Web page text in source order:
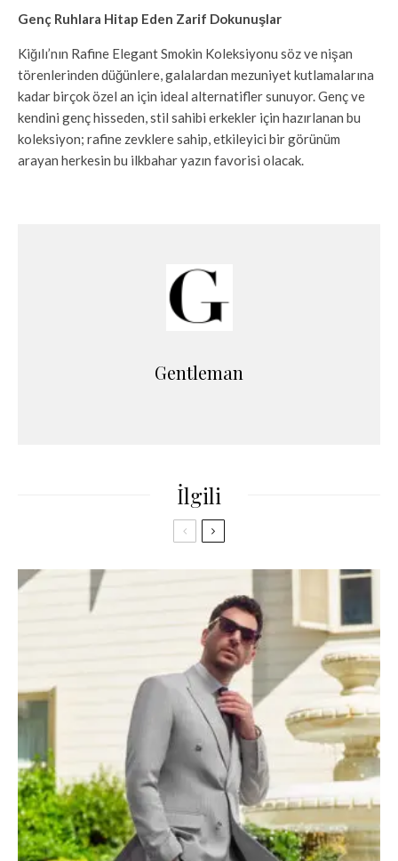
Genç Ruhlara Hitap Eden Zarif Dokunuşlar
Kiğılı’nın Rafine Elegant Smokin Koleksiyonu söz ve nişan
törenlerinden düğünlere, galalardan mezuniyet kutlamalarına
kadar birçok özel an için ideal alternatifler sunuyor. Genç ve
kendini genç hisseden, stil sahibi erkekler için hazırlanan bu
koleksiyon; rafine zevklere sahip, etkileyici bir görünüm
arayan herkesin bu ilkbahar yazın favorisi olacak.
Gentleman
İlgili